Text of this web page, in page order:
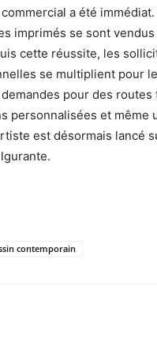
a été
imprimés se sont
cette réussite, les
se multiplient pour
pour des
personnalisées et même
est désormais lancé
contemporain